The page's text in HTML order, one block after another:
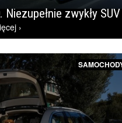
Niezupełnie zwykły SUV
›